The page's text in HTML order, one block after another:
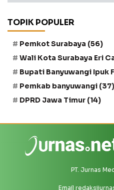
TOPIK POPULER
Pemkot Surabaya (56)
Wali Kota Surabaya Eri
Bupati Banyuwangi Ipuk
Pemkab banyuwangi (37)
DPRD Jawa Timur (14)
PT. Jurnas
Email